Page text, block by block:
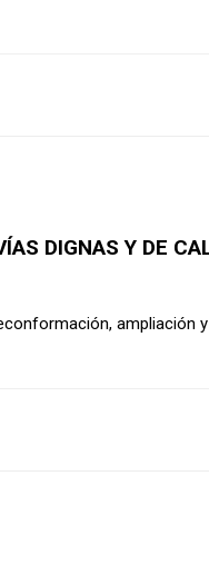
DIGNAS Y DE
ampliación